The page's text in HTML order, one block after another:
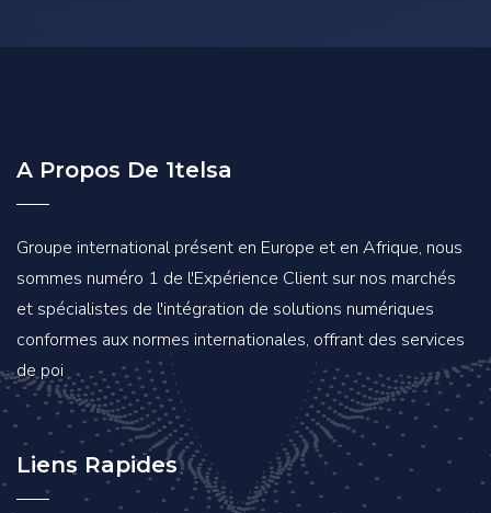
A Propos De 1telsa
Groupe international présent en Europe et en Afrique, nous
sommes numéro 1 de l'Expérience Client sur nos marchés
et spécialistes de l'intégration de solutions numériques
conformes aux normes internationales, offrant des services
de poi
Liens Rapides